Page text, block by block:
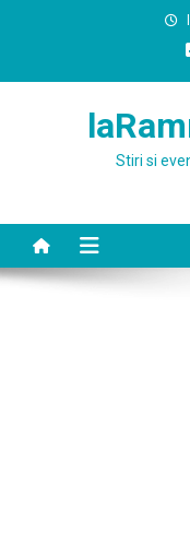
Stiri si